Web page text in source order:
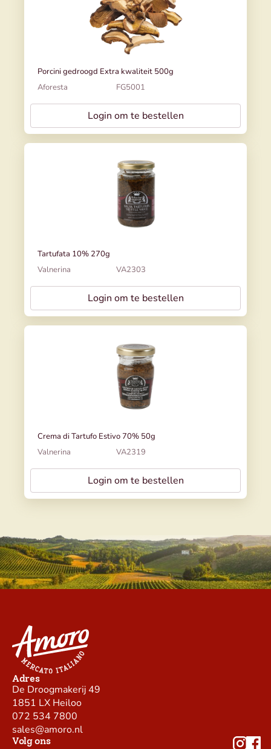
Porcini gedroogd Extra kwaliteit 500g
Aforesta
FG5001
Login om te bestellen
Tartufata 10% 270g
Valnerina
VA2303
Login om te bestellen
Crema di Tartufo Estivo 70% 50g
Valnerina
VA2319
Login om te bestellen
Adres
De Droogmakerij 49
1851 LX Heiloo
072 534 7800
sales@amoro.nl
Volg ons